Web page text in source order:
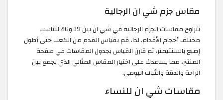
مقاس جزم شي ان الرجالية
تتراوح مقاسات الجزم الرجالية في شي ان بين 39 و46 لتناسب
مختلف أحجام الأقدام. لذا، قم بقياس القدم من الكعب حتى أطول
إصبع بالسنتيمتر، ثم قارن القياس بجدول المقاسات في صفحة
المنتج، مما يساعدك على اختيار المقاس المثالي الذي يجمع بين
الراحة والدقة والثبات اليومي.
مقاسات شي ان للنساء